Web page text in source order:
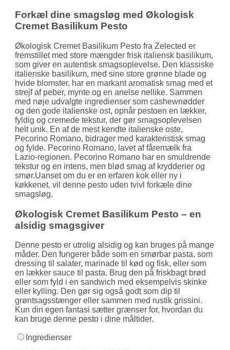
Forkæl dine smagsløg med Økologisk
Cremet Basilikum Pesto
Økologisk Cremet Basilikum Pesto fra Zelected er
fremstillet med store mængder frisk italiensk basilikum,
som giver en autentisk smags­oplevelse. Den klas­siske
italienske basilikum, med sine store grønne blade og
hvide blomster, har en markant aromatisk smag med et
strejf af peber, mynte og en anelse nellike. Sammen
med nøje udvalgte ingredienser som cashew­nødder
og den gode italienske ost, opnår pestoen en lækker,
fyldig og cremede tekstur, der gør smags­oplevelsen
helt unik. En af de mest kendte italienske oste,
Pecorino Romano, bidrager med karakteristisk smag
og fylde. Pecorino Romano, lavet af fåremælk fra
Lazio-regionen. Pecorino Romano har en smuldrende
tekstur og en intens, men blød smag af krydderier og
smør.Uanset om du er en erfaren kok eller ny i
køkkenet, vil denne pesto uden tvivl forkæle dine
smagsløg.
Økologisk Cremet Basilikum Pesto – en
alsidig smagsgiver
Denne pesto er utrolig alsidig og kan bruges på mange
måder. Den fungerer både som en smørbar pasta, som
dressing til salater, marinade til kød og fisk, eller som
en lækker sauce til pasta. Brug den på frisk­bagt brød
eller som fyld i en sandwich med eksempelvis skinke
eller kylling. Den gør sig også godt som dip til
grøntsags­stænger eller sammen med rustik grissini.
Kun din egen fantasi sætter grænser for, hvordan du
kan bruge denne pesto i dine måltider.
Ingredienser